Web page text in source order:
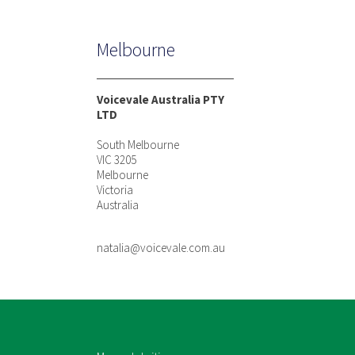
Melbourne
Voicevale Australia PTY
LTD
South Melbourne
VIC 3205
Melbourne
Victoria
Australia
natalia@voicevale.com.au